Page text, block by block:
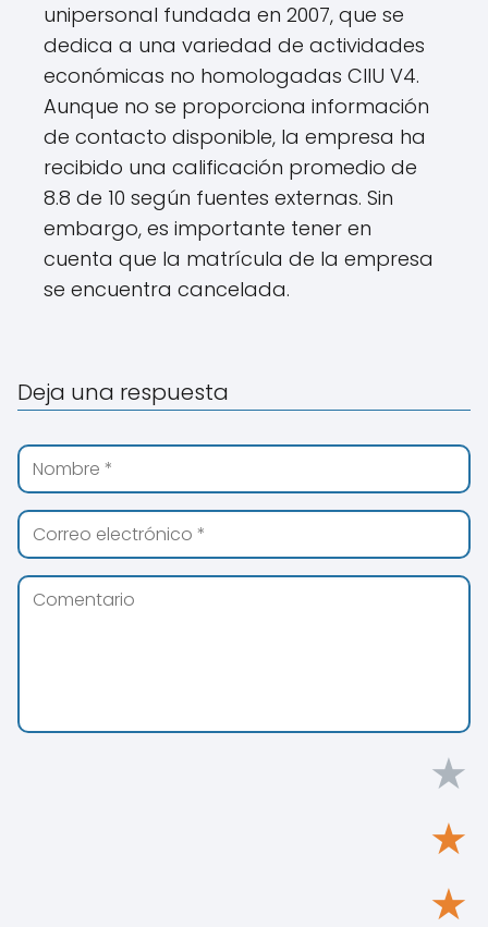
unipersonal fundada en 2007, que se
dedica a una variedad de actividades
económicas no homologadas CIIU V4.
Aunque no se proporciona información
de contacto disponible, la empresa ha
recibido una calificación promedio de
8.8 de 10 según fuentes externas. Sin
embargo, es importante tener en
cuenta que la matrícula de la empresa
se encuentra cancelada.
Deja una respuesta
★
★
★